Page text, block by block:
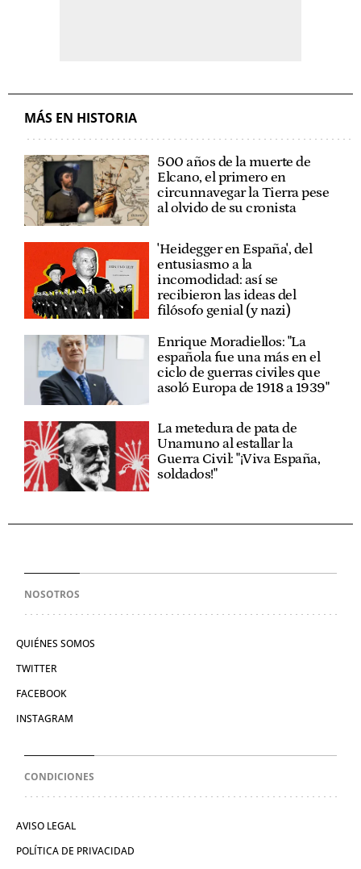
MÁS EN HISTORIA
500 años de la muerte de
Elcano, el primero en
circunnavegar la Tierra pese
al olvido de su cronista
'Heidegger en España', del
entusiasmo a la
incomodidad: así se
recibieron las ideas del
filósofo genial (y nazi)
Enrique Moradiellos: "La
española fue una más en el
ciclo de guerras civiles que
asoló Europa de 1918 a 1939"
La metedura de pata de
Unamuno al estallar la
Guerra Civil: "¡Viva España,
soldados!"
NOSOTROS
QUIÉNES SOMOS
TWITTER
FACEBOOK
INSTAGRAM
CONDICIONES
AVISO LEGAL
POLÍTICA DE PRIVACIDAD